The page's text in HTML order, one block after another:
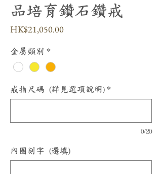
品培育鑽石鑽戒
HK$21,050.00價
金屬類別 *
戒指尺碼 (詳見選項說明) *
0/20
內圈刻字 (選填)